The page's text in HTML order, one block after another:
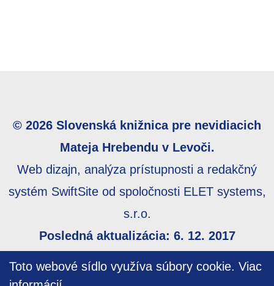
Toto webové sídlo využíva súbory cookie. Viac
© 2026 Slovenská knižnica pre nevidiacich
Mateja Hrebendu v Levoči.
Web dizajn, analýza prístupnosti a redakčný
systém SwiftSite od spoločnosti ELET systems,
s.r.o.
Posledná aktualizácia: 6. 12. 2017
prístupnosti